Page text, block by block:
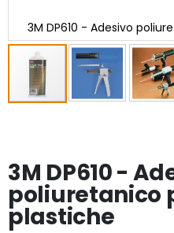
3M DP610 - Adesivo
di
immagini
3M DP610 -
poliuretanico
plastiche